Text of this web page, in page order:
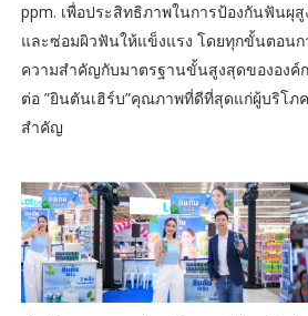
ppm. เพื่อประสิทธิภาพในการป้องกันฟันผุ
และซ่อมผิวฟันให้แข็งแรง โดยทุกขั้นตอนก
ความสำคัญกับมาตรฐานขั้นสูงสุดขององค์
ต่อ ”ยินตันเฮิร์บ”คุณภาพที่ดีที่สุดแก่ผู้บริโภ
สำคัญ